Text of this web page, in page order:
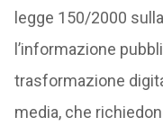
legge 150/2000
l’informazione
trasformazione
media, che